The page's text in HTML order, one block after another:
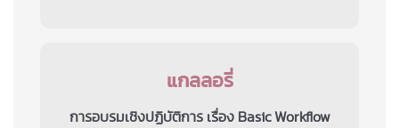
แกลลอรี่
การอบรมเชิงปฏิบัติการ เรื่อง Basic Workflow